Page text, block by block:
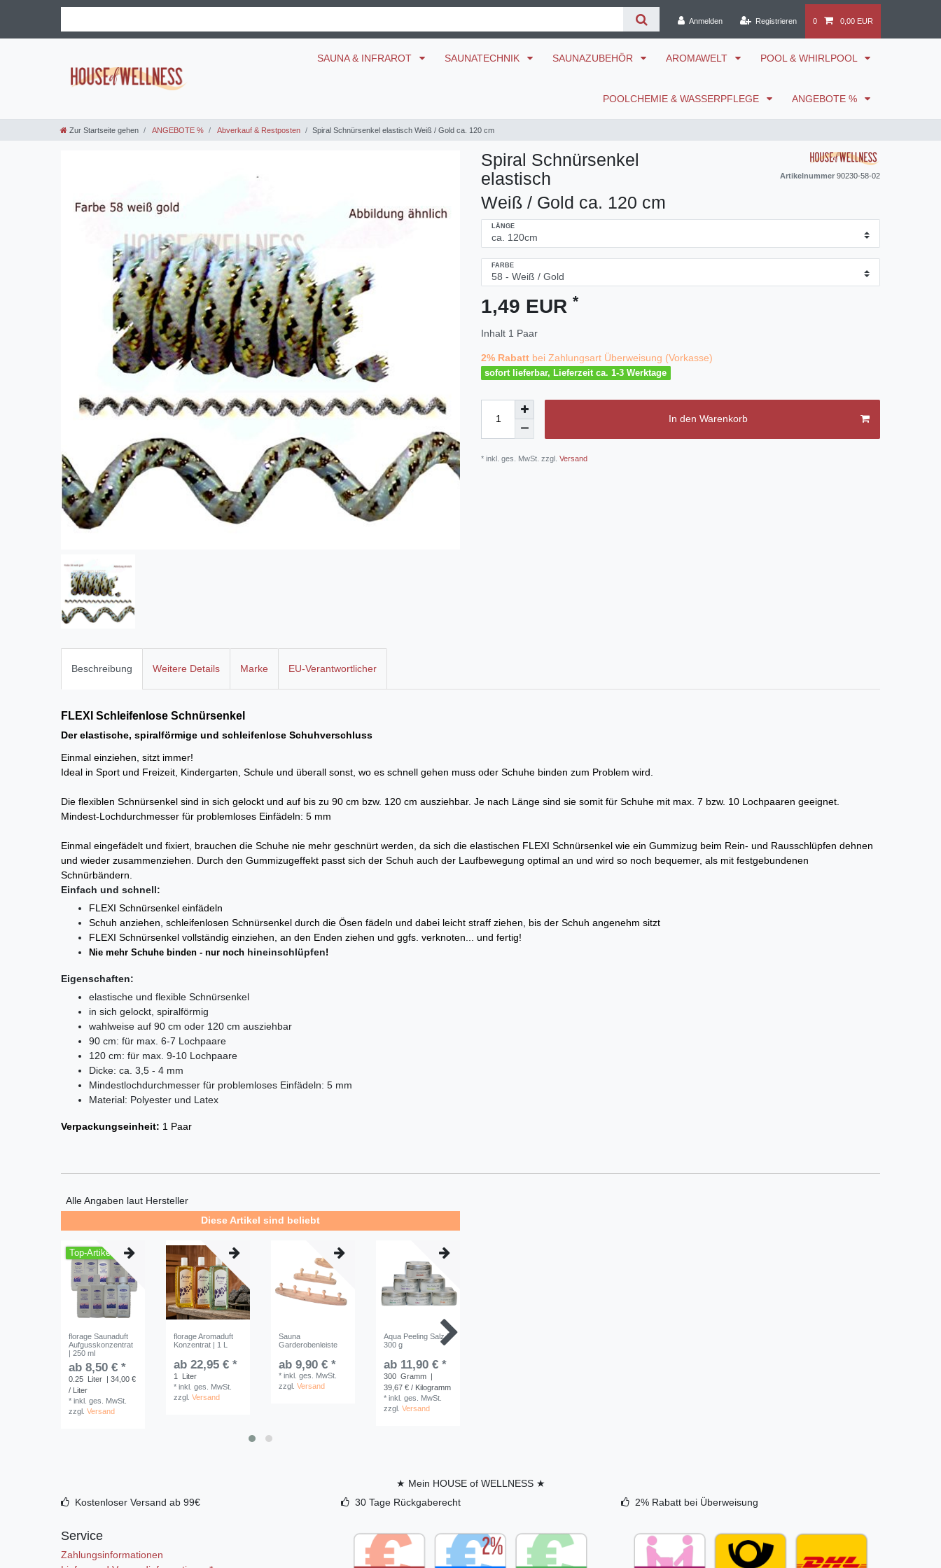
Anmelden Registrieren 0 0,00 EUR
SAUNA & INFRAROT SAUNATECHNIK SAUNAZUBEHÖR AROMAWELT POOL & WHIRLPOOL
POOLCHEMIE & WASSERPFLEGE ANGEBOTE %
Zur Startseite gehen ANGEBOTE % Abverkauf & Restposten Spiral Schnürsenkel elastisch Weiß / Gold ca. 120 cm
Spiral Schnürsenkel
elastisch
Weiß / Gold ca. 120 cm
Artikelnummer 90230-58-02
LÄNGE
FARBE
1,49 EUR *
Inhalt 1 Paar
2% Rabatt bei Zahlungsart Überweisung (Vorkasse)
sofort lieferbar, Lieferzeit ca. 1-3 Werktage
In den Warenkorb
* inkl. ges. MwSt. zzgl. Versand
Beschreibung Weitere Details Marke EU-Verantwortlicher
FLEXI Schleifenlose Schnürsenkel
Der elastische, spiralförmige und schleifenlose Schuhverschluss
Einmal einziehen, sitzt immer!
Ideal in Sport und Freizeit, Kindergarten, Schule und überall sonst, wo es schnell gehen muss oder Schuhe binden zum Problem wird.
Die flexiblen Schnürsenkel sind in sich gelockt und auf bis zu 90 cm bzw. 120 cm ausziehbar. Je nach Länge sind sie somit für Schuhe mit max. 7 bzw. 10 Lochpaaren geeignet.
Mindest-Lochdurchmesser für problemloses Einfädeln: 5 mm
Einmal eingefädelt und fixiert, brauchen die Schuhe nie mehr geschnürt werden, da sich die elastischen FLEXI Schnürsenkel wie ein Gummizug beim Rein- und Rausschlüpfen dehnen
und wieder zusammenziehen. Durch den Gummizugeffekt passt sich der Schuh auch der Laufbewegung optimal an und wird so noch bequemer, als mit festgebundenen
Schnürbändern.
Einfach und schnell:
FLEXI Schnürsenkel einfädeln
Schuh anziehen, schleifenlosen Schnürsenkel durch die Ösen fädeln und dabei leicht straff ziehen, bis der Schuh angenehm sitzt
FLEXI Schnürsenkel vollständig einziehen, an den Enden ziehen und ggfs. verknoten... und fertig!
Nie mehr Schuhe binden - nur noch hi­n­ein­schlüp­fen!
Eigenschaften:
elastische und flexible Schnürsenkel
in sich gelockt, spiralförmig
wahlweise auf 90 cm oder 120 cm ausziehbar
90 cm: für max. 6-7 Lochpaare
120 cm: für max. 9-10 Lochpaare
Dicke: ca. 3,5 - 4 mm
Mindestlochdurchmesser für problemloses Einfädeln: 5 mm
Material: Polyester und Latex
Verpackungseinheit: 1 Paar
Alle Angaben laut Hersteller
Diese Artikel sind beliebt
Top-Artikel
florage Saunaduft
Aufgusskonzentrat
| 250 ml
ab 8,50 € *
0.25 Liter | 34,00 €
/ Liter
*inkl. ges. MwSt.
zzgl.Versand
florage Aromaduft
Konzentrat | 1 L
ab 22,95 € *
1
Liter
*inkl. ges. MwSt.
zzgl.Versand
Sauna
Garderobenleiste
ab 9,90 € *
*inkl. ges. MwSt.
zzgl.Versand
Aqua Peeling Salz |
300 g
ab 11,90 € *
300 Gramm |
39,67 € / Kilogramm
*inkl. ges. MwSt.
zzgl.Versand
★ Mein HOUSE of WELLNESS ★
Kostenloser Versand ab 99€
30 Tage Rückgaberecht 2% Rabatt bei Überweisung
Service
Zahlungsinformationen